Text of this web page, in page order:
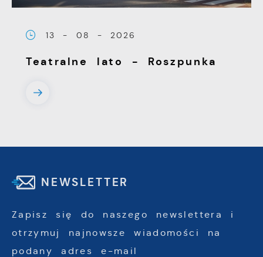
13 - 08 - 2026
Teatralne lato - Roszpunka
NEWSLETTER
Zapisz się do naszego newslettera i
otrzymuj najnowsze wiadomości na
podany adres e-mail